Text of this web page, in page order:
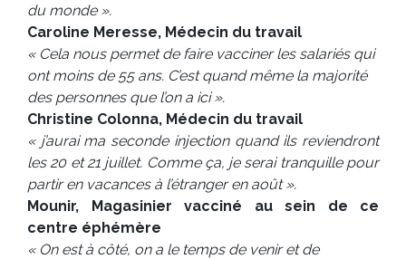
du monde ».
Caroline Meresse, Médecin du travail
« Cela nous permet de faire vacciner les salariés qui
ont moins de 55 ans. C’est quand même la majorité
des personnes que l’on a ici ».
Christine Colonna, Médecin du travail
« j’aurai ma seconde injection quand ils reviendront
les 20 et 21 juillet. Comme ça, je serai tranquille pour
partir en vacances à l’étranger en août ».
Mounir, Magasinier vacciné au sein de ce
centre éphémère
« On est à côté, on a le temps de venir et de